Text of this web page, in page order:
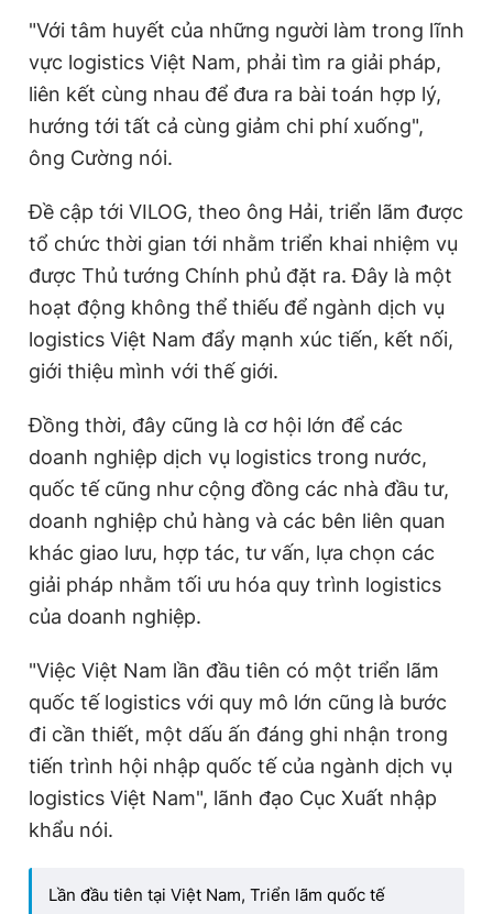
"Với tâm huyết của những người làm trong lĩnh
vực logistics Việt Nam, phải tìm ra giải pháp,
liên kết cùng nhau để đưa ra bài toán hợp lý,
hướng tới tất cả cùng giảm chi phí xuống",
ông Cường nói.
Đề cập tới VILOG, theo ông Hải, triển lãm được
tổ chức thời gian tới nhằm triển khai nhiệm vụ
được Thủ tướng Chính phủ đặt ra. Đây là một
hoạt động không thể thiếu để ngành dịch vụ
logistics Việt Nam đẩy mạnh xúc tiến, kết nối,
giới thiệu mình với thế giới.
Đồng thời, đây cũng là cơ hội lớn để các
doanh nghiệp dịch vụ logistics trong nước,
quốc tế cũng như cộng đồng các nhà đầu tư,
doanh nghiệp chủ hàng và các bên liên quan
khác giao lưu, hợp tác, tư vấn, lựa chọn các
giải pháp nhằm tối ưu hóa quy trình logistics
của doanh nghiệp.
"Việc Việt Nam lần đầu tiên có một triển lãm
quốc tế logistics với quy mô lớn cũng là bước
đi cần thiết, một dấu ấn đáng ghi nhận trong
tiến trình hội nhập quốc tế của ngành dịch vụ
logistics Việt Nam", lãnh đạo Cục Xuất nhập
khẩu nói.
Lần đầu tiên tại Việt Nam, Triển lãm quốc tế